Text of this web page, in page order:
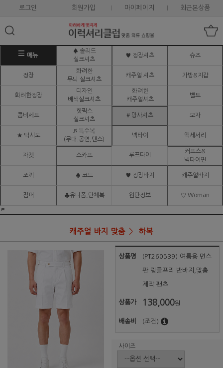
로그인 회원가입 마이페이지 최근본상품
메뉴
♠ 솔리드
실크셔츠
♥ 정장셔츠 슈즈
정장
화려한
무늬 실크셔츠
캐주얼 셔츠 가방&지갑
화려한정장
디자인
배색실크셔츠
화려한
캐주얼셔츠
벨트
콤비세트
핫픽스
실크셔츠
# 망사셔츠 모자
★ 턱시도
♬ 특수복
(무대.공연,댄스)
넥타이 액세서리
자켓 스카프 루프타이
커프스&
넥타이핀
조끼 ♠ 코트 ♥ 정장바지 캐주얼바지
점퍼 ♣유니폼,단체복 원단정보 ♡ Woman
ㅌ
캐주얼 바지 맞춤 하복
상품명 (PT260539) 여름용 면스
판 링클프리 반바지,맞춤
제작 팬츠
상품가 138,000원
배송비 (조건)
사이즈